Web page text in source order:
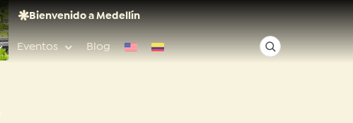
Bienvenido a Medellín
Eventos Blog